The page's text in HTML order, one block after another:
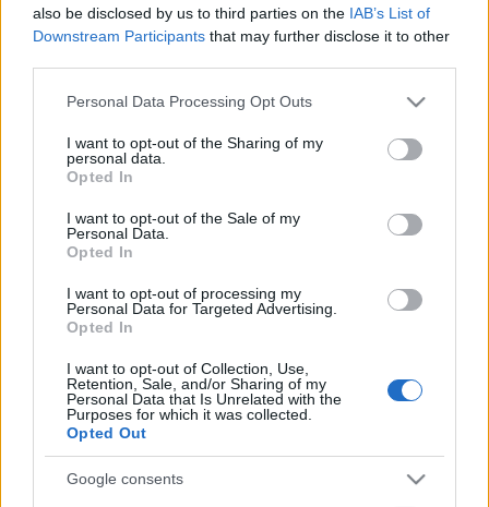
also be disclosed by us to third parties on the IAB’s List of
Downstream Participants that may further disclose it to other
Please note that this website/app uses one or more Google
not limited to your visit or usage behaviour. You may click to
grant or deny consent to Google and its third-party tags to
use your data for below specified purposes in below Google
consent section.
Personal Data Processing Opt Outs
I want to opt-out of the Sharing of my
personal data.
Opted In
I want to opt-out of the Sale of my
Personal Data.
Opted In
I want to opt-out of processing my
Personal Data for Targeted Advertising.
Opted In
I want to opt-out of Collection, Use,
Retention, Sale, and/or Sharing of my
Personal Data that Is Unrelated with the
Purposes for which it was collected.
Opted Out
Google consents
Digitalizáció kisgyermekkorban?
Kocsis Szandi•2023. október 26.
Gyermekeink életében egyre nagyobb szerephez
jutnak a különféle okoseszközök, mint a telefon,